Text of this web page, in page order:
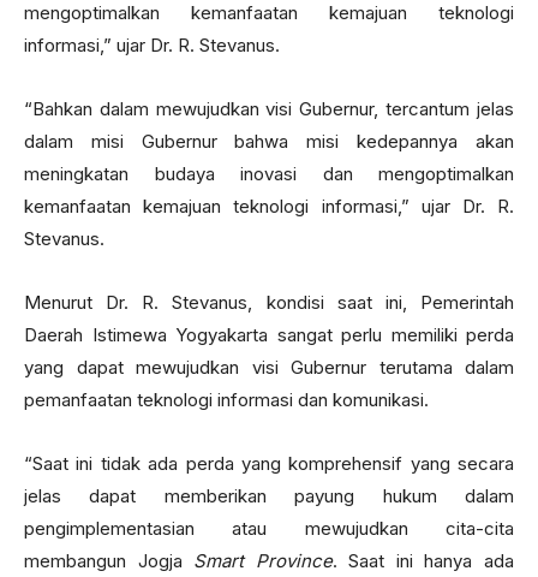
mengoptimalkan kemanfaatan kemajuan teknologi
informasi,” ujar Dr. R. Stevanus.
“Bahkan dalam mewujudkan visi Gubernur, tercantum jelas
dalam misi Gubernur bahwa misi kedepannya akan
meningkatan budaya inovasi dan mengoptimalkan
kemanfaatan kemajuan teknologi informasi,” ujar Dr. R.
Stevanus.
Menurut Dr. R. Stevanus, kondisi saat ini, Pemerintah
Daerah Istimewa Yogyakarta sangat perlu memiliki perda
yang dapat mewujudkan visi Gubernur terutama dalam
pemanfaatan teknologi informasi dan komunikasi.
“Saat ini tidak ada perda yang komprehensif yang secara
jelas dapat memberikan payung hukum dalam
pengimplementasian atau mewujudkan cita-cita
membangun Jogja Smart Province. Saat ini hanya ada